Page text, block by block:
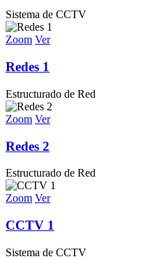
Sistema de CCTV
Zoom Ver
Redes 1
Estructurado de Red
Zoom Ver
Redes 2
Estructurado de Red
Zoom Ver
CCTV 1
Sistema de CCTV